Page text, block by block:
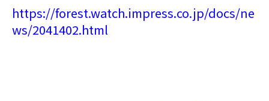
https://forest.watch.impress.co.jp/docs/ne
ws/2041402.html